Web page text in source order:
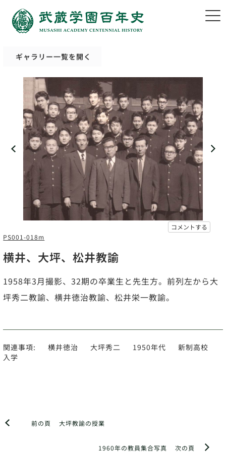
ギャラリー一覧を開く
コメントする
PS001-018m
横井、大坪、松井教諭
1958年3月撮影、32期の卒業生と先生方。前列左から大
坪秀二教諭、横井徳治教諭、松井栄一教諭。
関連事項: 横井徳治 大坪秀二 1950年代
新制高校
入学
前の頁 大坪教諭の授業
次の頁
1960年の教員集合写真